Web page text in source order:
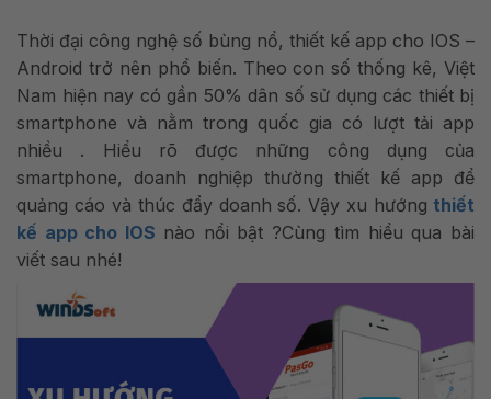
Thời đại công nghệ số bùng nổ, thiết kế app cho IOS –
Android trở nên phổ biến. Theo con số thống kê, Việt
Nam hiện nay có gần 50% dân số sử dụng các thiết bị
smartphone và nằm trong quốc gia có lượt tải app
nhiều .
Hiểu rõ được những công dụng của
smartphone, doanh nghiệp thường thiết kế app để
quảng cáo và thúc đẩy doanh số. Vậy xu hướng thiết
kế app cho IOS nào nổi bật ?Cùng tìm hiểu qua bài
viết sau nhé!